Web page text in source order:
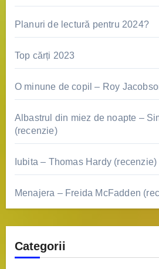
Planuri de lectură pentru 2024?
Top cărți 2023
O minune de copil – Roy
Albastrul din miez de noapte –
(recenzie)
Iubita – Thomas Hardy (recenzie)
Menajera – Freida McFadden
Categorii